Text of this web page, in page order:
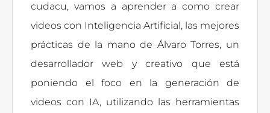
cudacu, vamos a aprender a como crear
videos con Inteligencia Artificial, las mejores
prácticas de la mano de Álvaro Torres, un
desarrollador web y creativo que está
poniendo el foco en la generación de
videos con IA, utilizando las herramientas